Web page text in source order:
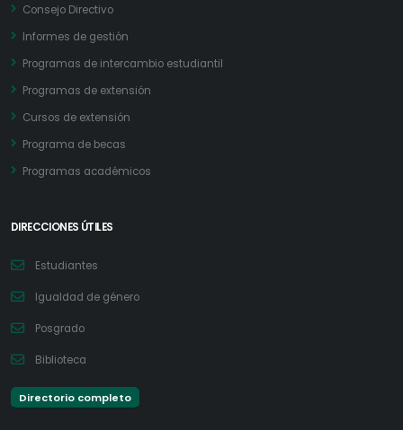
Consejo Directivo
Informes de gestión
Programas de intercambio estudiantil
Programas de extensión
Cursos de extensión
Programa de becas
Programas académicos
DIRECCIONES ÚTILES
Estudiantes
Igualdad de género
Posgrado
Biblioteca
Directorio completo